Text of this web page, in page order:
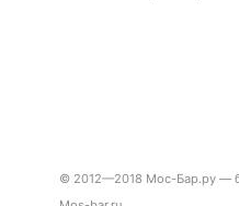
© 2012—2018 Мос-Бар.ру —